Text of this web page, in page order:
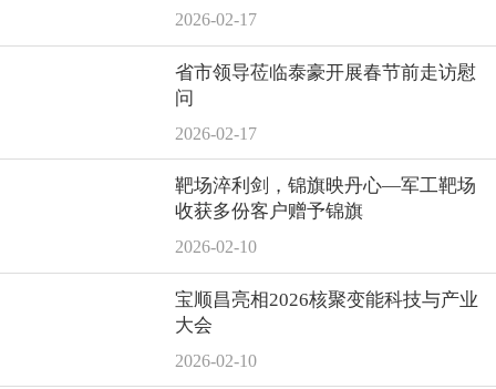
2026-02-17
省市领导莅临泰豪开展春节前走访慰
问
2026-02-17
靶场淬利剑，锦旗映丹心—军工靶场
收获多份客户赠予锦旗
2026-02-10
宝顺昌亮相2026核聚变能科技与产业
大会
2026-02-10